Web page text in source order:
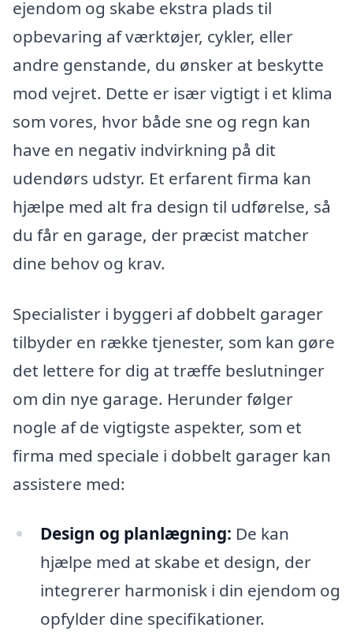
ejendom og skabe ekstra plads til
opbevaring af værktøjer, cykler, eller
andre genstande, du ønsker at beskytte
mod vejret. Dette er især vigtigt i et klima
som vores, hvor både sne og regn kan
have en negativ indvirkning på dit
udendørs udstyr. Et erfarent firma kan
hjælpe med alt fra design til udførelse, så
du får en garage, der præcist matcher
dine behov og krav.
Specialister i byggeri af dobbelt garager
tilbyder en række tjenester, som kan gøre
det lettere for dig at træffe beslutninger
om din nye garage. Herunder følger
nogle af de vigtigste aspekter, som et
firma med speciale i dobbelt garager kan
assistere med:
Design og planlægning: De kan
hjælpe med at skabe et design, der
integrerer harmonisk i din ejendom og
opfylder dine specifikationer.